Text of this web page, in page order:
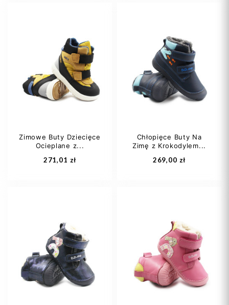
23
24
25
26 +1
Dodaj do koszyka
23
25
26 +1
Dodaj do koszyka
Zimowe Buty Dziecięce
Ocieplane z...
271,01 zł
22
26
28
29
Chłopięce Buty Na
Zimę z Krokodylem...
269,00 zł
29 30 31